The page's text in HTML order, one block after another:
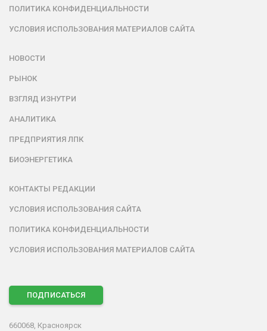
ПОЛИТИКА КОНФИДЕНЦИАЛЬНОСТИ
УСЛОВИЯ ИСПОЛЬЗОВАНИЯ МАТЕРИАЛОВ САЙТА
НОВОСТИ
РЫНОК
ВЗГЛЯД ИЗНУТРИ
АНАЛИТИКА
ПРЕДПРИЯТИЯ ЛПК
БИОЭНЕРГЕТИКА
КОНТАКТЫ РЕДАКЦИИ
УСЛОВИЯ ИСПОЛЬЗОВАНИЯ САЙТА
ПОЛИТИКА КОНФИДЕНЦИАЛЬНОСТИ
УСЛОВИЯ ИСПОЛЬЗОВАНИЯ МАТЕРИАЛОВ САЙТА
ПОДПИСАТЬСЯ
660068, Красноярск